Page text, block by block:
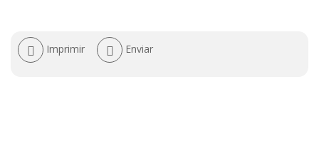
Acciones
Imprimir Enviar